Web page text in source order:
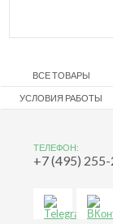
ВСЕ ТОВАРЫ
УСЛОВИЯ РАБОТЫ
ТЕЛЕФОН:
+7 (495)